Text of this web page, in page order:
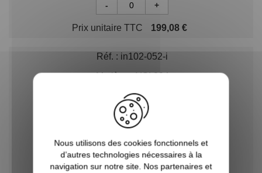
- +
Prix unitaire TTC 199,08 €
Réf. : in102-052-i
Matière :AISI 304
1330mm
Description :5 Barres ø 10mm
- +
Nous utilisons des cookies fonctionnels et
d’autres technologies nécessaires à la
navigation sur notre site. Nos partenaires et